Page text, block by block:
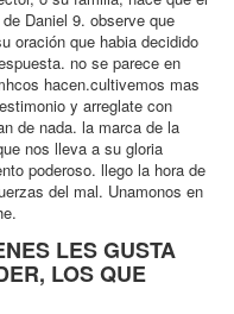
Daniel 9. observe que
oración que habia decidido
no se parece en
hacen.cultivemos mas
y arreglate con
de nada. la marca de la
nos lleva a su gloria
poderoso. llego la hora de
del mal. Unamonos en
LES GUSTA
LOS QUE